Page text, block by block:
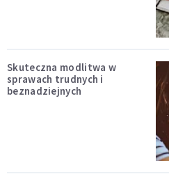
Skuteczna modlitwa w
sprawach trudnych i
beznadziejnych